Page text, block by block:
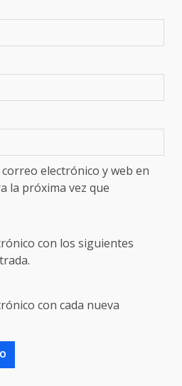
electrónico y web en
la próxima vez que
con los siguientes
con cada nueva